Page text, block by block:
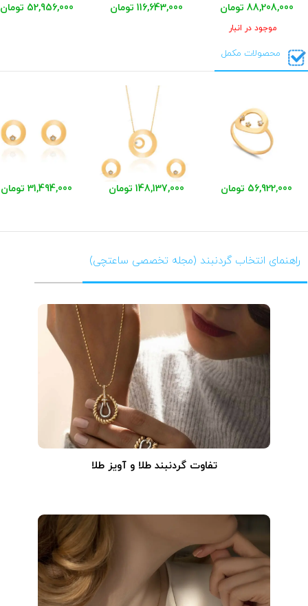
88,208,000 تومان
موجود در انبار
116,643,000 تومان 52,956,000 تومان
محصولات مکمل
56,922,000 تومان 148,137,000 تومان 31,494,000 تومان
راهنمای انتخاب گردنبند (مجله تخصصی ساعتچی)
تفاوت گردنبند طلا و آویز طلا